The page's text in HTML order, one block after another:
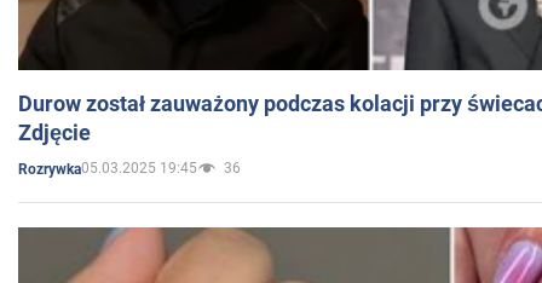
Durow został zauważony podczas kolacji przy
Zdjęcie
Rozrywka05.03.2025 19:45 36